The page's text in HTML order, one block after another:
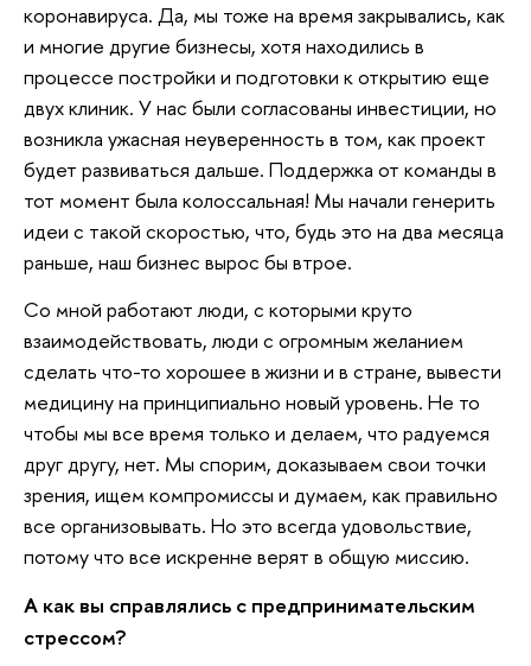
коронавируса. Да, мы тоже на время закрывались, как
и многие другие бизнесы, хотя находились в
процессе постройки и подготовки к открытию еще
двух клиник. У нас были согласованы инвестиции, но
возникла ужасная неуверенность в том, как проект
будет развиваться дальше. Поддержка от команды в
тот момент была колоссальная! Мы начали генерить
идеи с такой скоростью, что, будь это на два месяца
раньше, наш бизнес вырос бы втрое.
Со мной работают люди, с которыми круто
взаимодействовать, люди с огромным желанием
сделать что-то хорошее в жизни и в стране, вывести
медицину на принципиально новый уровень. Не то
чтобы мы все время только и делаем, что радуемся
друг другу, нет. Мы спорим, доказываем свои точки
зрения, ищем компромиссы и думаем, как правильно
все организовывать. Но это всегда удовольствие,
потому что все искренне верят в общую миссию.
А как вы справлялись с предпринимательским
стрессом?